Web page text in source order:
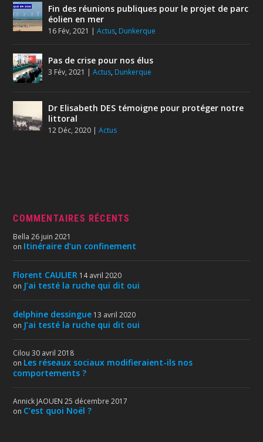
Fin des réunions publiques pour le projet de parc
éolien en mer
16 Fév, 2021 |Actus, Dunkerque
Pas de crise pour nos élus
3 Fév, 2021 |Actus, Dunkerque
Dr Elisabeth DES témoigne pour protéger notre
littoral
12 Déc, 2020 |Actus
COMMENTAIRES RÉCENTS
Bella 26 juin 2021
on Itinéraire d’un confinement
Florent CAULIER 14 avril 2020
on J’ai testé la ruche qui dit oui
delphine dessingue 13 avril 2020
on J’ai testé la ruche qui dit oui
Cilou 30 avril 2018
on Les réseaux sociaux modifieraient-ils nos
comportements ?
Annick JAOUEN 25 décembre 2017
on C’est quoi Noël ?